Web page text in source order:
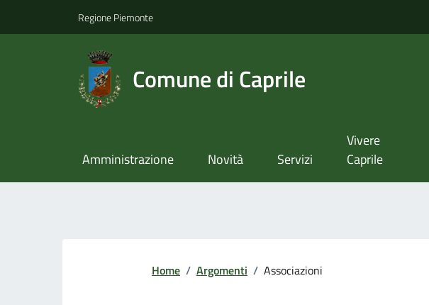
Regione Piemonte
Comune di Caprile
Amministrazione Novità Servizi
Vivere
Caprile
Home / Argomenti / Associazioni